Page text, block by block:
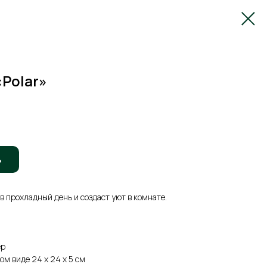
прохладный день и создаст уют в комнате.
виде 24 х 24 х 5 см